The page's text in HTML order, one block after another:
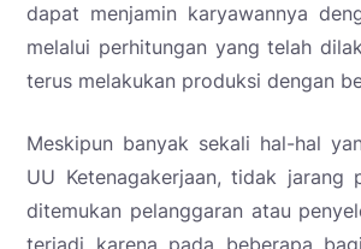
dapat menjamin karyawannya
melalui perhitungan yang telah
terus melakukan produksi dengan
Meskipun banyak sekali hal-hal
UU Ketenagakerjaan, tidak jarang
ditemukan pelanggaran atau